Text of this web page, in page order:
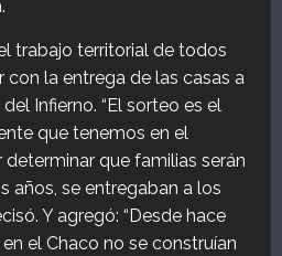
trabajo territorial de todos
la entrega de las casas a
Infierno. “El sorteo es el
que tenemos en el
que familias serán
años, se entregaban a los
Y agregó: “Desde hace
el Chaco no se construían